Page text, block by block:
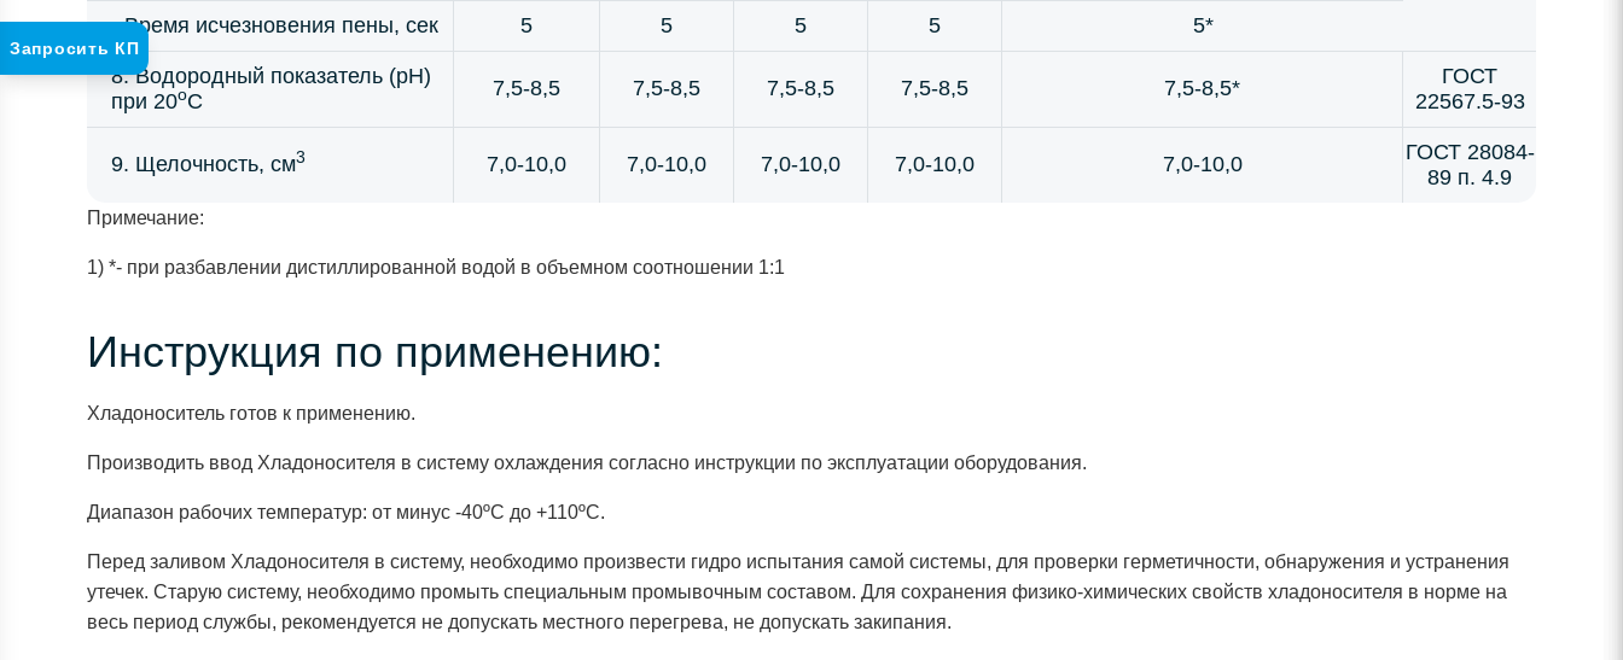
- Время исчезновения пены, сек 5 5 5 5 5*
8. Водородный показатель (рН)
при 20oC
7,5-8,5 7,5-8,5 7,5-8,5 7,5-8,5 7,5-8,5*
ГОСТ
22567.5-93
9. Щелочность, см3 7,0-10,0 7,0-10,0 7,0-10,0 7,0-10,0 7,0-10,0
ГОСТ 28084-
89 п. 4.9
Примечание:
1) *- при разбавлении дистиллированной водой в объемном соотношении 1:1
Инструкция по применению:
Хладоноситель готов к применению.
Производить ввод Хладоносителя в систему охлаждения согласно инструкции по эксплуатации оборудования.
Диапазон рабочих температур: от минус -40ºС до +110ºС.
Перед заливом Хладоносителя в систему, необходимо произвести гидро испытания самой системы, для проверки герметичности, обнаружения и устранения
утечек. Старую систему, необходимо промыть специальным промывочным составом. Для сохранения физико-химических свойств хладоносителя в норме на
весь период службы, рекомендуется не допускать местного перегрева, не допускать закипания.
Запросить КП